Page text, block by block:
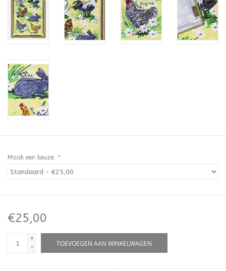
Maak een keuze: *
€25,00
+
-
TOEVOEGEN AAN WINKELWAGEN